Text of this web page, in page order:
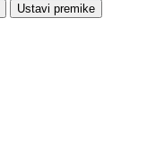
Ustavi premike